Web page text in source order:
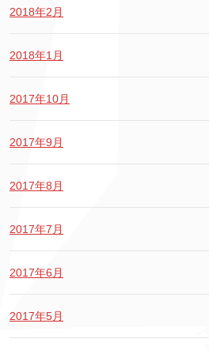
2018年2月
2018年1月
2017年10月
2017年9月
2017年8月
2017年7月
2017年6月
2017年5月